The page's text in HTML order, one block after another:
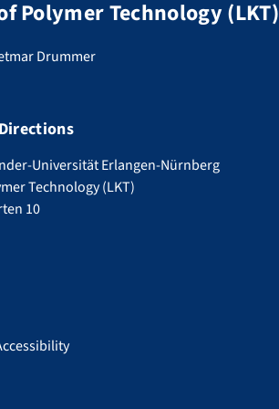
Polymer Technology (LKT)
Drummer
Universität Erlangen-Nürnberg
Technology (LKT)
10